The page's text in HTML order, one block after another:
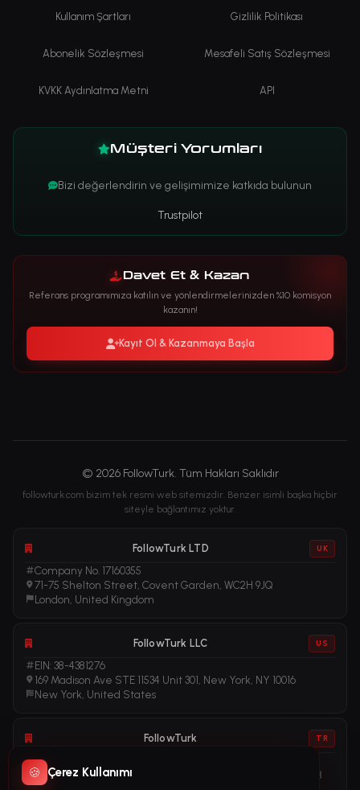
Kullanım Şartları Gizlilik Politikası
Abonelik Sözleşmesi Mesafeli Satış Sözleşmesi
KVKK Aydınlatma Metni API
Müşteri Yorumları
Bizi değerlendirin ve gelişimimize katkıda bulunun
Trustpilot
Davet Et & Kazan
Referans programımıza katılın ve yönlendirmelerinizden %10 komisyon
kazanın!
Kayıt Ol & Kazanmaya Başla
© 2026 FollowTurk. Tüm Hakları Saklıdır
followturk.com bizim tek resmi web sitemizdir. Benzer isimli başka hiçbir
siteyle bağlantımız yoktur.
FollowTurk LTD UK
Company No. 17160355
71-75 Shelton Street, Covent Garden, WC2H 9JQ
London, United Kingdom
FollowTurk LLC US
EIN: 38-4381276
169 Madison Ave STE 11534 Unit 301, New York, NY 10016
New York, United States
FollowTurk TR
Vergi No: 611281456
Adalet Mah. Manas Blv. Folkart Towers No: 39 İç Kapı No: 3408
🍪 Çerez Kullanımı